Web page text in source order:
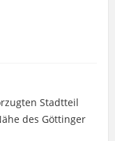
Stadtteil
des Göttinger